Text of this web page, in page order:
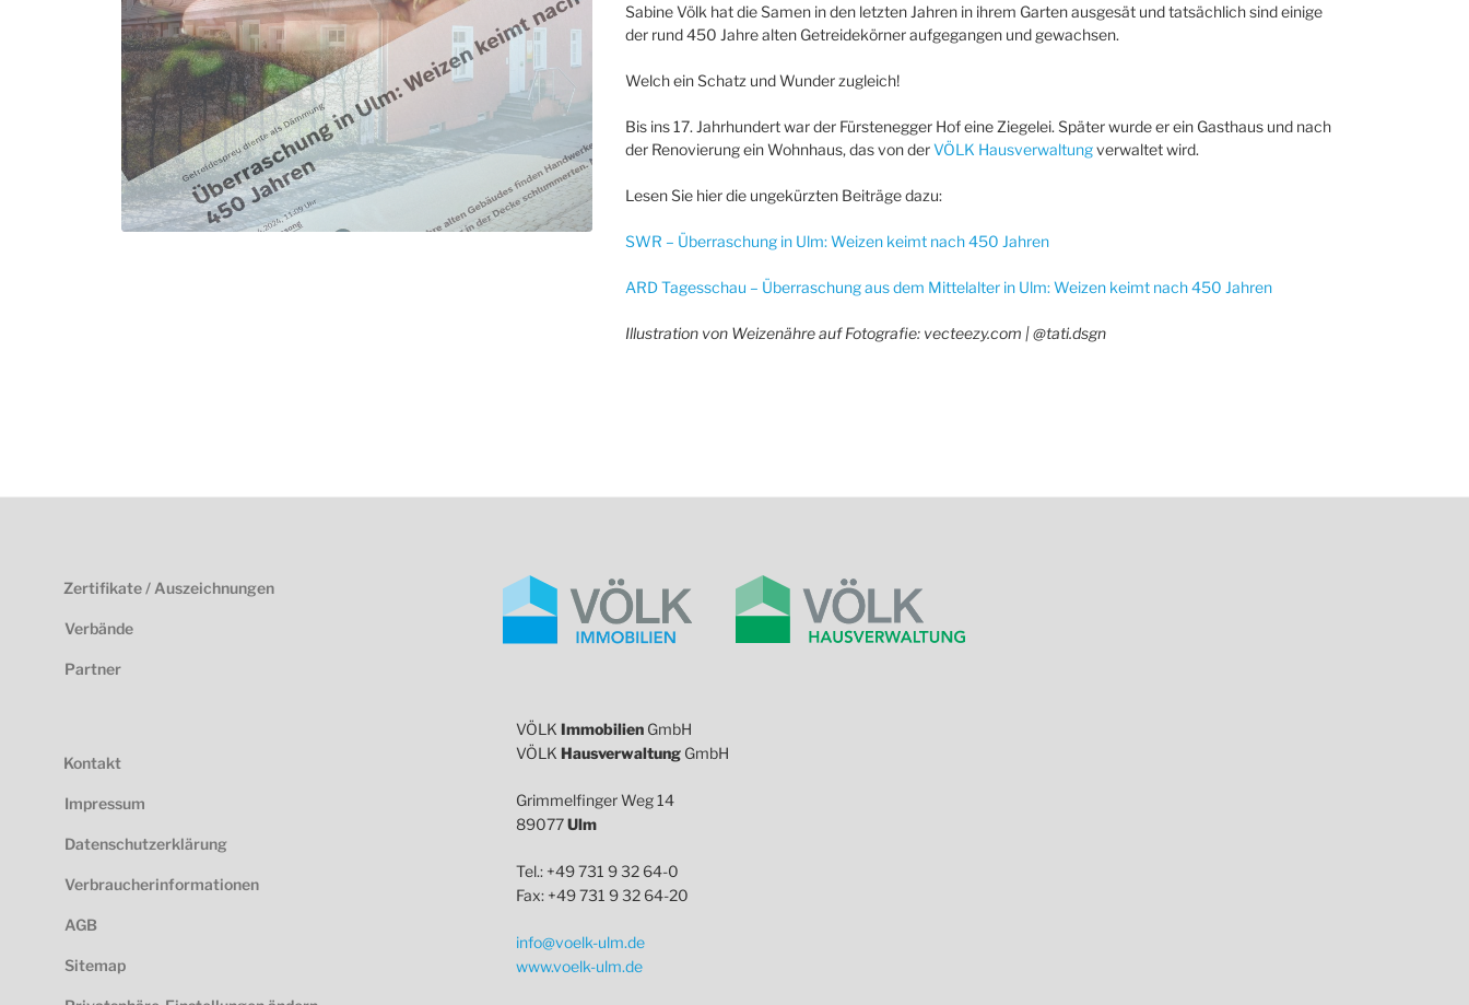
Sabine Völk hat die Samen in den letzten Jahren in ihrem Garten ausgesät und tatsächlich sind einige
der rund 450 Jahre alten Getreidekörner aufgegangen und gewachsen.
Welch ein Schatz und Wunder zugleich!
Bis ins 17. Jahrhundert war der Fürstenegger Hof eine Ziegelei. Später wurde er ein Gasthaus und nach
der Renovierung ein Wohnhaus, das von derVÖLK Hausverwaltungverwaltet wird.
Lesen Sie hier die ungekürzten Beiträge dazu:
SWR – Überraschung in Ulm: Weizen keimt nach 450 Jahren
ARD Tagesschau – Überraschung aus dem Mittelalter in Ulm: Weizen keimt nach 450 Jahren
Illustration von Weizenähre auf Fotografie: vecteezy.com | @tati.dsgn
Zertifikate / Auszeichnungen
Verbände
Partner
Kontakt
Impressum
Datenschutzerklärung
Verbraucherinformationen
AGB
Sitemap
VÖLK Immobilien GmbH
VÖLK Hausverwaltung GmbH
Grimmelfinger Weg 14
89077Ulm
Tel.: +49 731 9 32 64-0
Fax: +49 731 9 32 64-20
info@voelk-ulm.de
www.voelk-ulm.de